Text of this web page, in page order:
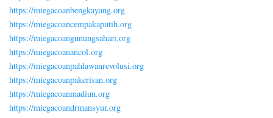
https://miegacoanbengkayang.org
https://miegacoancempakaputih.org
https://miegacoangunungsahari.org
https://miegacoanancol.org
https://miegacoanpahlawanrevolusi.org
https://miegacoanpakerisan.org
https://miegacoanmadiun.org
https://miegacoandrmansyur.org